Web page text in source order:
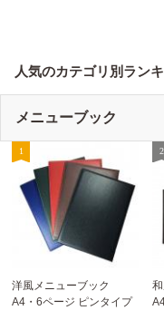
人気のカテゴリ別ラン
メニューブック
洋風メニューブック
A4・6ページ ピンタイプ